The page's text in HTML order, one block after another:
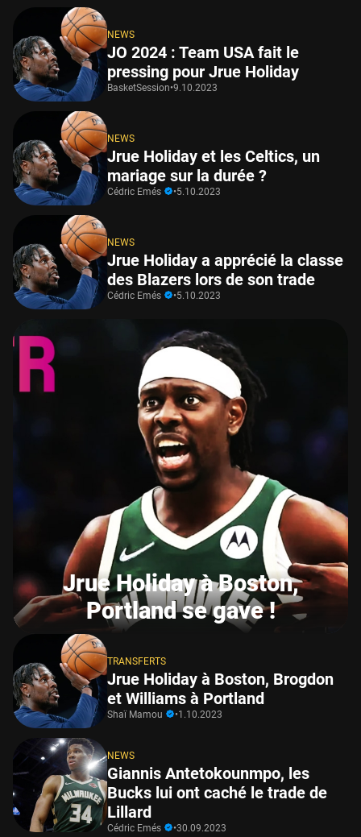
NEWS
JO 2024 : Team USA fait le
pressing pour Jrue Holiday
BasketSession•9.10.2023
NEWS
Jrue Holiday et les Celtics, un
mariage sur la durée ?
Cédric Emés •5.10.2023
NEWS
Jrue Holiday a apprécié la classe
des Blazers lors de son trade
Cédric Emés •5.10.2023
Jrue Holiday à Boston,
Portland se gave !
TRANSFERTS
Jrue Holiday à Boston, Brogdon
et Williams à Portland
Shaï Mamou •1.10.2023
NEWS
Giannis Antetokounmpo, les
Bucks lui ont caché le trade de
Lillard
Cédric Emés •30.09.2023